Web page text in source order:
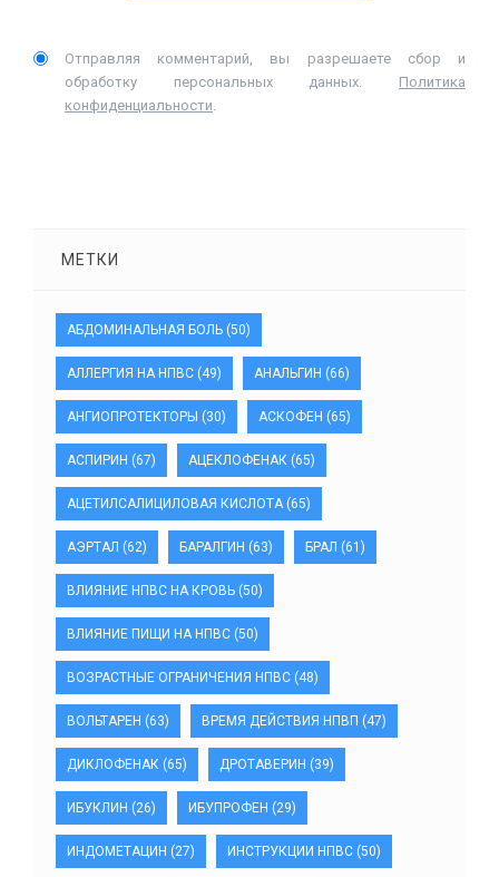
Отправляя комментарий, вы разрешаете сбор и
обработку персональных данных. Политика
конфиденциальности.
МЕТКИ
АБДОМИНАЛЬНАЯ БОЛЬ (50)
АЛЛЕРГИЯ НА НПВС (49) АНАЛЬГИН (66)
АНГИОПРОТЕКТОРЫ (30) АСКОФЕН (65)
АСПИРИН (67) АЦЕКЛОФЕНАК (65)
АЦЕТИЛСАЛИЦИЛОВАЯ КИСЛОТА(65)
АЭРТАЛ (62) БАРАЛГИН (63) БРАЛ (61)
ВЛИЯНИЕ НПВС НА КРОВЬ (50)
ВЛИЯНИЕ ПИЩИ НА НПВС (50)
ВОЗРАСТНЫЕ ОГРАНИЧЕНИЯ НПВС (48)
ВОЛЬТАРЕН (63) ВРЕМЯ ДЕЙСТВИЯ НПВП (47)
ДИКЛОФЕНАК (65) ДРОТАВЕРИН (39)
ИБУКЛИН (26) ИБУПРОФЕН (29)
ИНДОМЕТАЦИН (27) ИНСТРУКЦИИ НПВС (50)